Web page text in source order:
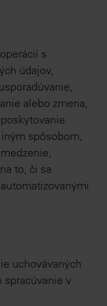
s
údajov,
alebo zmena,
spôsobom,
to, či sa
uchovávaných
spracúvanie v